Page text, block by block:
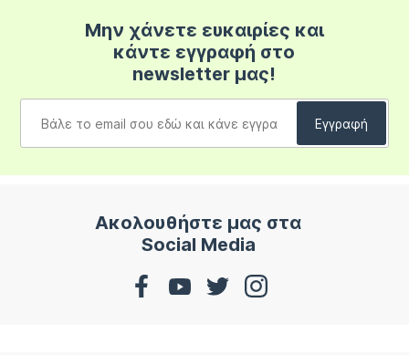
Μην χάνετε ευκαιρίες και
κάντε εγγραφή στο
newsletter μας!
Ακολουθήστε μας στα
Social Media